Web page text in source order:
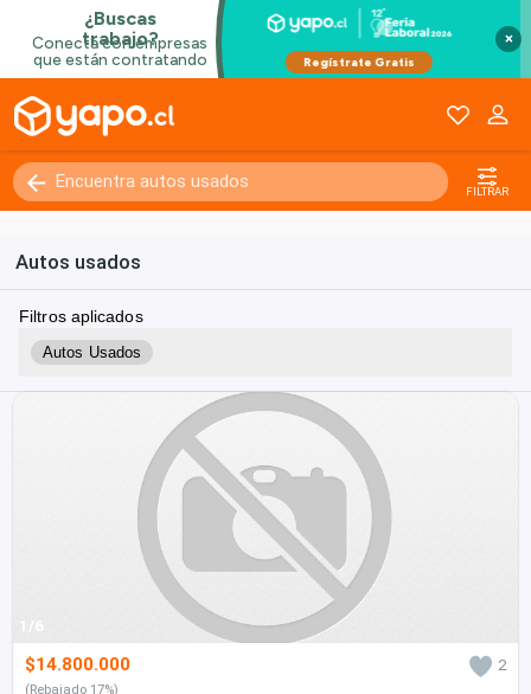
×
FILTRAR
Autos usados
Filtros aplicados
Autos Usados
1/6
$14.800.000 2
(Rebajado 17%)